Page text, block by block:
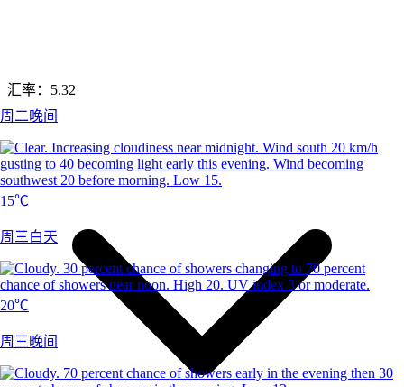
周二晚间
15℃
周三白天
20℃
周三晚间
汇率： 5.32